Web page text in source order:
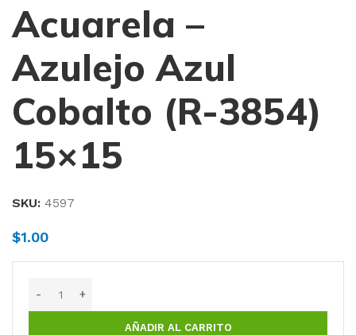
Acuarela –
Azulejo Azul
Cobalto (R-3854)
15×15
SKU: 4597
$1.00
AÑADIR AL CARRITO